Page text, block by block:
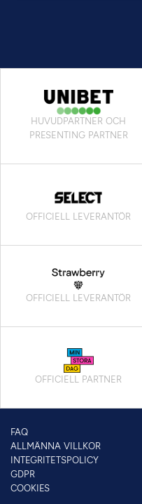
HUVUDPARTNER OCH
PRESENTING PARTNER
OFFICIELL LEVERANTÖR
OFFICIELL LEVERANTÖR
OFFICIELL PARTNER
FAQ
ALLMÄNNA VILLKOR
INTEGRITETSPOLICY
GDPR
COOKIES